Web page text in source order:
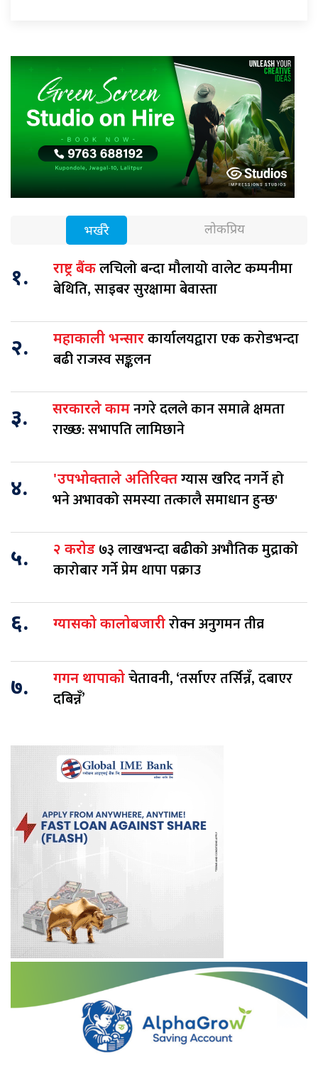
भर्खरै लोकप्रिय
१. राष्ट्र बैंकलचिलो बन्दा मौलायो वालेट कम्पनीमा
बेथिति, साइबर सुरक्षामा बेवास्ता
२. महाकाली भन्सारकार्यालयद्वारा एक करोडभन्दा
बढी राजस्व सङ्कलन
३. सरकारले कामनगरे दलले कान समात्ने क्षमता
राख्छ: सभापति लामिछाने
४. 'उपभोक्ताले अतिरिक्तग्यास खरिद नगर्ने हो
भने अभावको समस्या तत्कालै समाधान हुन्छ'
५. २ करोड ७३ लाखभन्दा बढीको अभौतिक मुद्राको
कारोबार गर्ने प्रेम थापा पक्राउ
६. ग्यासको कालोबजारीरोक्न अनुगमन तीव्र
७. गगन थापाकोचेतावनी, ‘तर्साएर तर्सिन्नँ, दबाएर
दबिन्नँ’